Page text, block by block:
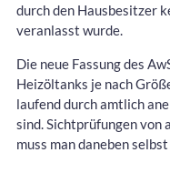
durch den Hausbesitzer
veranlasst wurde.
Die neue Fassung des
Heizöltanks je nach
laufend durch amtlich
sind. Sichtprüfungen von
muss man daneben